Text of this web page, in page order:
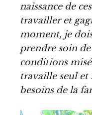
naissance de
travailler et
moment, je
prendre soin de
conditions
travaille seul et
besoins de la